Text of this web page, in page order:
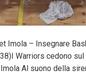
Imola – Insegnare
Warriors cedono
Al suono della